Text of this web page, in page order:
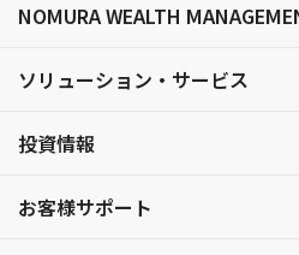
NOMURA WEALTH
ソリューション・サービス
投資情報
お客様サポート